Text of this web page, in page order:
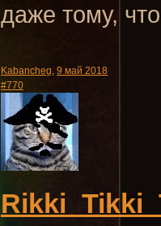
даже тому,
Kabancheg, 9 май 2018
#770